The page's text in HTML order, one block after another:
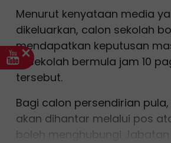
Menurut kenyataan media
dikeluarkan, calon sekolah
mendapatkan keputusan
di sekolah bermula jam 10
tersebut.
Bagi calon persendirian
akan dihantar melalui pos
boleh menghubungi Jabatan